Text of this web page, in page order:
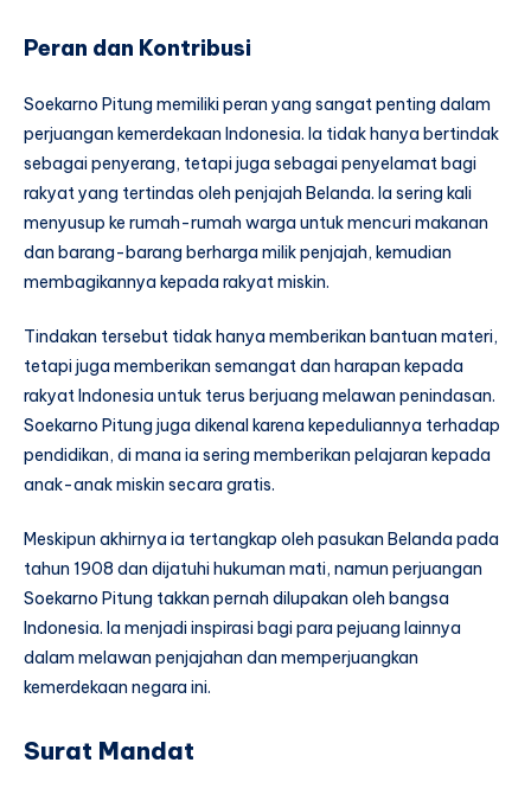
Peran dan Kontribusi
Soekarno Pitung memiliki peran yang sangat penting dalam
perjuangan kemerdekaan Indonesia. Ia tidak hanya bertindak
sebagai penyerang, tetapi juga sebagai penyelamat bagi
rakyat yang tertindas oleh penjajah Belanda. Ia sering kali
menyusup ke rumah-rumah warga untuk mencuri makanan
dan barang-barang berharga milik penjajah, kemudian
membagikannya kepada rakyat miskin.
Tindakan tersebut tidak hanya memberikan bantuan materi,
tetapi juga memberikan semangat dan harapan kepada
rakyat Indonesia untuk terus berjuang melawan penindasan.
Soekarno Pitung juga dikenal karena kepeduliannya terhadap
pendidikan, di mana ia sering memberikan pelajaran kepada
anak-anak miskin secara gratis.
Meskipun akhirnya ia tertangkap oleh pasukan Belanda pada
tahun 1908 dan dijatuhi hukuman mati, namun perjuangan
Soekarno Pitung takkan pernah dilupakan oleh bangsa
Indonesia. Ia menjadi inspirasi bagi para pejuang lainnya
dalam melawan penjajahan dan memperjuangkan
kemerdekaan negara ini.
Surat Mandat